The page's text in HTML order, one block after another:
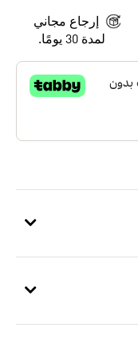
إرجاع مجاني
لمدة 30 يومًا.